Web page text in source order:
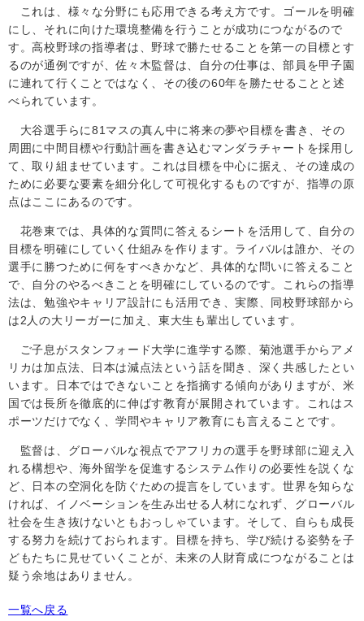
これは、様々な分野にも応用できる考え方です。ゴールを明確
にし、それに向けた環境整備を行うことが成功につながるので
す。高校野球の指導者は、野球で勝たせることを第一の目標とす
るのが通例ですが、佐々木監督は、自分の仕事は、部員を甲子園
に連れて行くことではなく、その後の60年を勝たせることと述
べられています。
大谷選手らに81マスの真ん中に将来の夢や目標を書き、その
周囲に中間目標や行動計画を書き込むマンダラチャートを採用し
て、取り組ませています。これは目標を中心に据え、その達成の
ために必要な要素を細分化して可視化するものですが、指導の原
点はここにあるのです。
花巻東では、具体的な質問に答えるシートを活用して、自分の
目標を明確にしていく仕組みを作ります。ライバルは誰か、その
選手に勝つために何をすべきかなど、具体的な問いに答えること
で、自分のやるべきことを明確にしているのです。これらの指導
法は、勉強やキャリア設計にも活用でき、実際、同校野球部から
は2人の大リーガーに加え、東大生も輩出しています。
ご子息がスタンフォード大学に進学する際、菊池選手からアメ
リカは加点法、日本は減点法という話を聞き、深く共感したとい
います。日本ではできないことを指摘する傾向がありますが、米
国では長所を徹底的に伸ばす教育が展開されています。これはス
ポーツだけでなく、学問やキャリア教育にも言えることです。
監督は、グローバルな視点でアフリカの選手を野球部に迎え入
れる構想や、海外留学を促進するシステム作りの必要性を説くな
ど、日本の空洞化を防ぐための提言をしています。世界を知らな
ければ、イノベーションを生み出せる人材になれず、グローバル
社会を生き抜けないともおっしゃています。そして、自らも成長
する努力を続けておられます。目標を持ち、学び続ける姿勢を子
どもたちに見せていくことが、未来の人財育成につながることは
疑う余地はありません。
一覧へ戻る